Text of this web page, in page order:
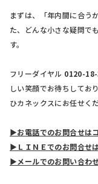
まずは、「年内間に合う
た、どんな小さな疑問で
す。
フリーダイヤル 0120-
しい笑顔でお待ちしてお
ひカネックスにお任せく
▶お電話でのお問合せは
▶ＬＩＮＥでのお問合せ
▶メールでのお問い合わ